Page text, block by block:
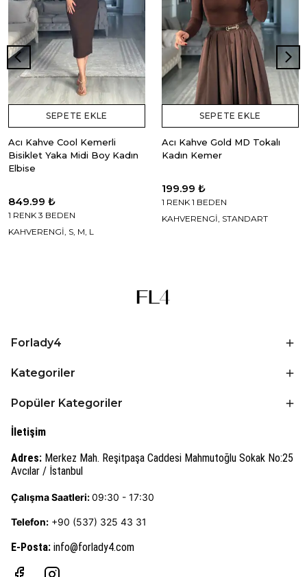
SEPETE EKLE
Acı Kahve Cool Kemerli
Bisiklet Yaka Midi Boy Kadın
Elbise
849.99 ₺
1 RENK 3 BEDEN
KAHVERENGİ, S, M, L
SEPETE EKLE
Acı Kahve Gold MD Tokalı
Kadın Kemer
199.99 ₺
1 RENK 1 BEDEN
KAHVERENGİ, STANDART
Forlady4
Kategoriler
Popüler Kategoriler
İletişim
Adres: Merkez Mah. Reşitpaşa Caddesi Mahmutoğlu Sokak No:25
Avcılar / İstanbul
Çalışma Saatleri:09:30 - 17:30
Telefon: +90 (537) 325 43 31
E-Posta: info@forlady4.com